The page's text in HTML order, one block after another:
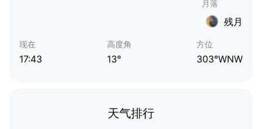
残月
现在
17:43
高度角
13°
方位
303°WNW
天气排行